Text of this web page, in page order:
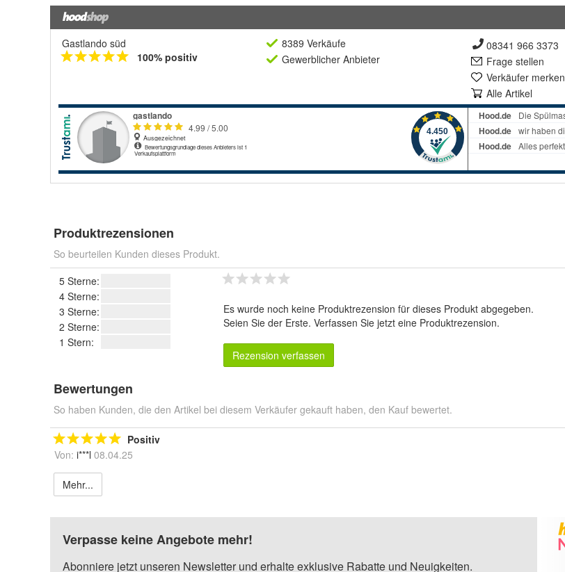
Gastlando süd
100% positiv
8389 Verkäufe
Gewerblicher Anbieter
08341 966 3373
Frage stellen
Verkäufer merken
Alle Artikel
Produktrezensionen
So beurteilen Kunden dieses Produkt.
5 Sterne:
4 Sterne:
3 Sterne:
2 Sterne:
1 Stern:
Es wurde noch keine Produktrezension für dieses Produkt abgegeben.
Seien Sie der Erste. Verfassen Sie jetzt eine Produktrezension.
Rezension verfassen
Bewertungen
So haben Kunden, die den Artikel bei diesem Verkäufer gekauft haben, den Kauf bewertet.
Positiv
Von: i***l 08.04.25
Mehr...
Verpasse keine Angebote mehr!
Abonniere jetzt unseren Newsletter und erhalte exklusive Rabatte und Neuigkeiten.